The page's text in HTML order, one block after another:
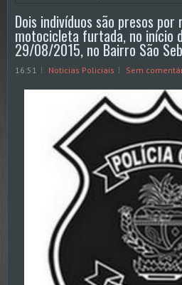
Dois indivíduos são presos
motocicleta furtada, no início
29/08/2015, no Bairro São
16:51 Noticias Policiais Sem